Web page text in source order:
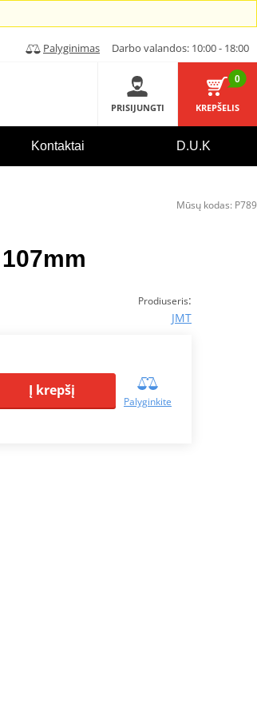
Palyginimas Darbo valandos: 10:00 - 18:00
PRISIJUNGTI
0
KREPŠELIS
Kontaktai D.U.K
Prodiuseris:
JMT
Į krepšį
Palyginkite
Mūsų kodas: P789